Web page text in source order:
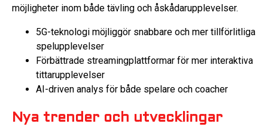
möjligheter inom både tävling och åskådarupplevelser.
5G-teknologi möjliggör snabbare och mer tillförlitliga
spelupplevelser
Förbättrade streamingplattformar för mer interaktiva
tittarupplevelser
AI-driven analys för både spelare och coacher
Nya trender och utvecklingar